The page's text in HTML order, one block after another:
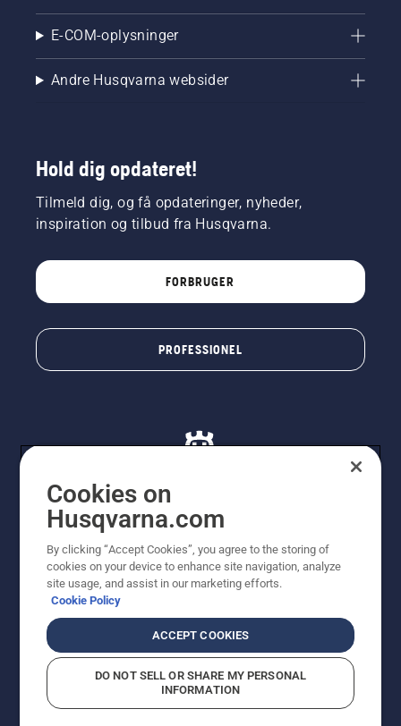
E-COM-oplysninger
Andre Husqvarna websider
Hold dig opdateret!
Tilmeld dig, og få opdateringer, nyheder,
inspiration og tilbud fra Husqvarna.
FORBRUGER
PROFESSIONEL
viste priser er vejledende udsalgspriser. Der tages
forbehold for stave- og trykfejl samt prisændringer. Vi
stræber efter at have så nøjagtige oplysningerne på
dette websted som muligt. Alle anførte priser er
vejledende udsalgspriser (inkl. moms), medmindre
CookiepolitikAnvendelsesvilkår
Bekendtgørelse vedr. beskyttelse af personlige oplysninger
Rapporter formodede overtrædelser
Cookies on
Husqvarna.com
By clicking “Accept Cookies”, you agree to the storing of
cookies on your device to enhance site navigation, analyze
site usage, and assist in our marketing efforts.
Cookie Policy
ACCEPT COOKIES
DO NOT SELL OR SHARE MY PERSONAL
INFORMATION